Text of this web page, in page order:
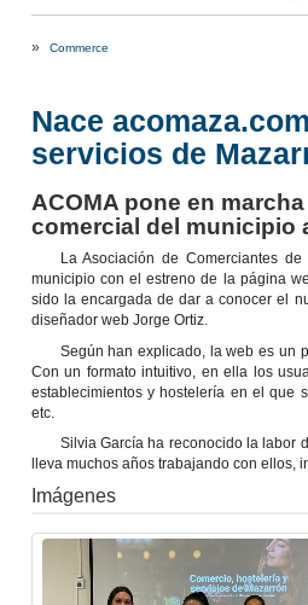
» Commerce
Nace
servicios de
ACOMA pone en
comercial del municipio
La Asociación de Comerciantes
municipio con el estreno de la página
sido la encargada de dar a conocer el
diseñador web Jorge Ortiz.
Según han explicado, la web es un
Con un formato intuitivo, en ella los
establecimientos y hostelería en el que
etc.
Silvia García ha reconocido la labor
lleva muchos años trabajando con ellos,
Imágenes